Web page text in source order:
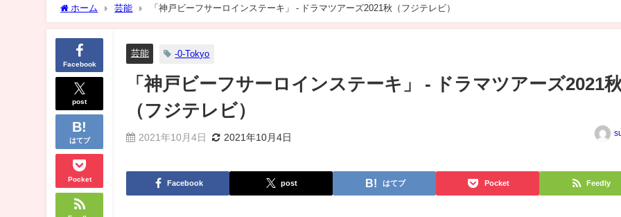
ホーム 芸能 「神戸ビーフサーロインステーキ」 - ドラマツアーズ2021秋（フジテレビ）
Facebook
post
はてブ
Pocket
芸能 -0-Tokyo
「神戸ビーフサーロインステーキ」 - ドラマツアーズ2021
（フジテレビ）
2021年10月4日 2021年10月4日
Facebook post はてブ Pocket Feedly